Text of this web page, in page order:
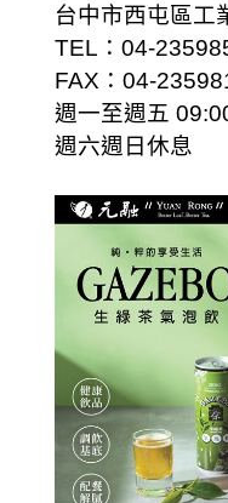
台中市西屯區工
TEL：04-
FAX：04-
週一至週五
週六週日休息